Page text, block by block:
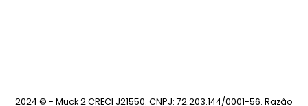
2024 © - Muck 2 CRECI J21550. CNPJ: 72.203.144/0001-56. Razão